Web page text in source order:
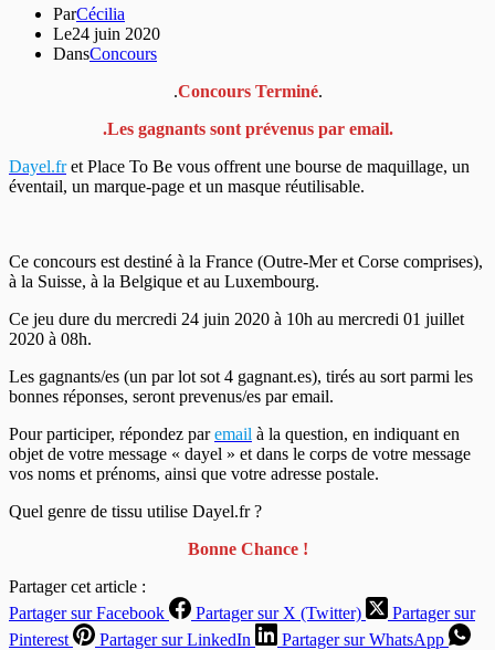
ParCécilia
Le24 juin 2020
DansConcours
.Concours Terminé.
.Les gagnants sont prévenus par email.
Dayel.fret Place To Be vous offrent une bourse de maquillage, un
éventail, un marque-page et un masque réutilisable.
Ce concours est destiné à la France (Outre-Mer et Corse comprises),
à la Suisse, à la Belgique et au Luxembourg.
Ce jeu dure du mercredi 24 juin 2020 à 10h au mercredi 01 juillet
2020 à 08h.
Les gagnants/es (un par lot sot 4 gagnant.es), tirés au sort parmi les
bonnes réponses, seront prevenus/es par email.
Pour participer, répondez paremail à la question, en indiquant en
objet de votre message « dayel » et dans le corps de votre message
vos noms et prénoms, ainsi que votre adresse postale.
Quel genre de tissu utilise Dayel.fr ?
Bonne Chance !
Partager cet article :
Partager sur Facebook
Partager sur X (Twitter)
Partager sur
Pinterest
Partager sur LinkedIn Partager sur WhatsApp